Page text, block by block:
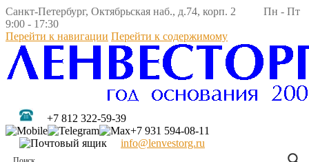
Санкт-Петербург, Октябрьская наб., д.74, корп. 2 Пн - Пт
9:00 - 17:30
Перейти к навигации Перейти к содержимому
+7 812 322-59-39
+7 931 594-08-11
info@lenvestorg.ru